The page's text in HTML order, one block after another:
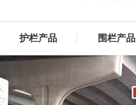
护栏产品 围栏产品